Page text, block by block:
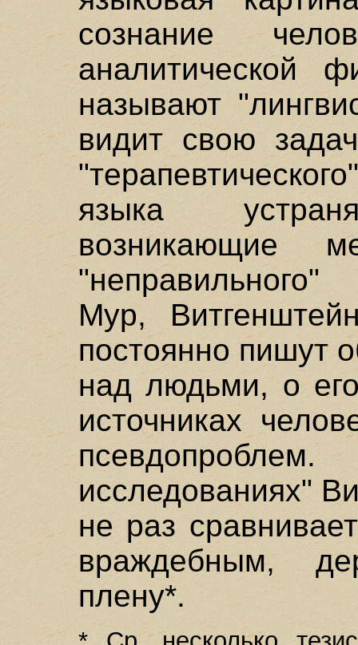
сознание
аналитической
называют
видит свою
языка
возникающие
Мур,
постоянно пишут
над людьми, о
источниках
исследованиях"
не раз
враждебным,
плену*.